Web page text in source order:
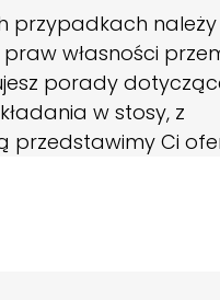
przypadkach należy
własności
porady
w stosy, z
przedstawimy Ci